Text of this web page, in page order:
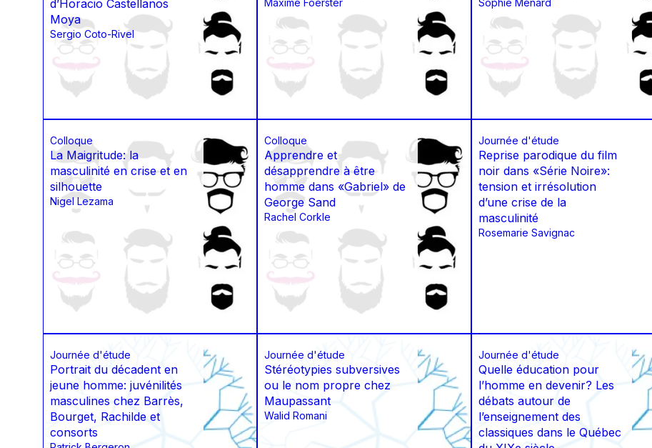
d’Horacio Castellanos
Moya
Sergio Coto-Rivel
Maxime Foerster Sophie Ménard
Colloque
La Maigritude: la
masculinité en crise et en
silhouette
Nigel Lezama
Colloque
Apprendre et
désapprendre à être
homme dans «Gabriel» de
George Sand
Rachel Corkle
Journée d'étude
Reprise parodique du film
noir dans «Série Noire»:
tension et irrésolution
d’une crise de la
masculinité
Rosemarie Savignac
Journée d'étude
Portrait du décadent en
jeune homme: juvénilités
masculines chez Barrès,
Bourget, Rachilde et
consorts
Journée d'étude
Stéréotypies subversives
ou le nom propre chez
Maupassant
Walid Romani
Journée d'étude
Quelle éducation pour
l’homme en devenir? Les
débats autour de
l’enseignement des
classiques dans le Québec